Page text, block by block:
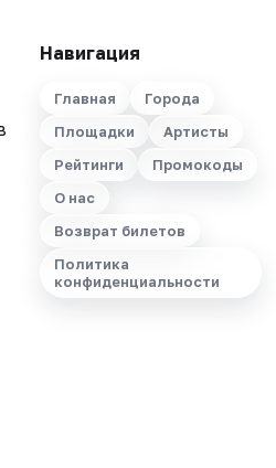
Навигация
Главная
Города
Площадки
Артисты
Рейтинги
Промокоды
О нас
Возврат билетов
Политика
конфиденциальности